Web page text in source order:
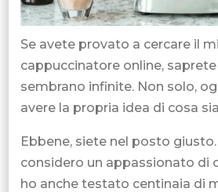
Se avete provato a cercare il
cappuccinatore online,
sembrano infinite. Non solo,
avere la propria idea di cosa
Ebbene, siete nel posto
considero un appassionato di
ho anche testato centinaia di